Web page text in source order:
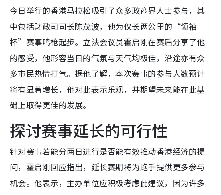
今日举行的香港马拉松吸引了众多政商界人士参与，其
中包括财政司司长陈茂波，他为仅长两公里的“领袖
杯”赛事鸣枪起步。立法会议员霍启刚在赛后分享了他
的感受，他形容当日的气氛与天气均极佳，沿途亦有众
多市民热情打气。据他了解，本次赛事的参与人数预计
将有显著增长，他对此表示乐观，并期望未来能在此基
础上取得更佳的发展。
探讨赛事延长的可行性
针对赛事若能分两日进行是否能有效推动香港经济的提
问，霍启刚回应指出，延长赛期将为跑手提供更多参与
机会。他表示，主办单位应积极考虑此建议，因为许多